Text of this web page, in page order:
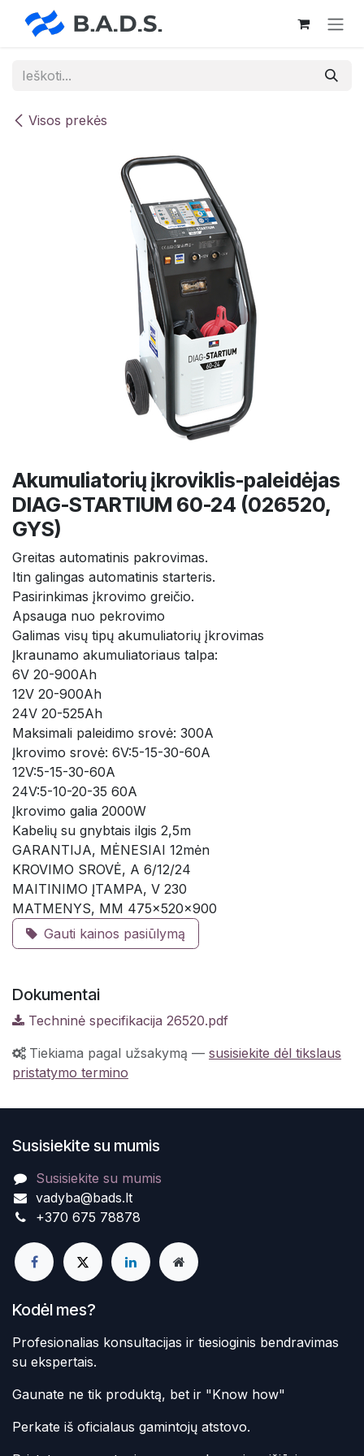
Skip to Content
Visos prekės
Akumuliatorių įkroviklis-paleidėjas
DIAG-STARTIUM 60-24 (026520,
GYS)
Greitas automatinis pakrovimas.
Itin galingas automatinis starteris.
Pasirinkimas įkrovimo greičio.
Apsauga nuo pekrovimo
Galimas visų tipų akumuliatorių įkrovimas
Įkraunamo akumuliatoriaus talpa:
6V 20-900Ah
12V 20-900Ah
24V 20-525Ah
Maksimali paleidimo srovė: 300A
Įkrovimo srovė: 6V:5-15-30-60A
12V:5-15-30-60A
24V:5-10-20-35 60A
Įkrovimo galia 2000W
Kabelių su gnybtais ilgis 2,5m
GARANTIJA, MĖNESIAI 12mėn
KROVIMO SROVĖ, A 6/12/24
MAITINIMO ĮTAMPA, V 230
MATMENYS, MM 475x520x900
Gauti kainos pasiūlymą
Dokumentai
Techninė specifikacija 26520.pdf
Tiekiama pagal užsakymą — susisiekite dėl tikslaus
pristatymo termino
Susisiekite su mumis
Susisiekite su mumis
vadyba@bads.lt
+370 675 78878
Kodėl mes?
Profesionalias konsultacijas ir tiesioginis bendravimas
su ekspertais.
Gaunate ne tik produktą, bet ir "Know how"
Perkate iš oficialaus gamintojų atstovo.